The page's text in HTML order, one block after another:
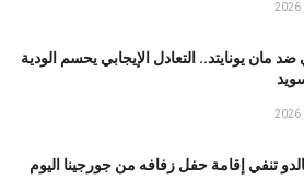
مان يونايتد.. التعادل الإيجابي يحسم الودية
تنفي إقامة حفل زفافه من جورجينا اليوم